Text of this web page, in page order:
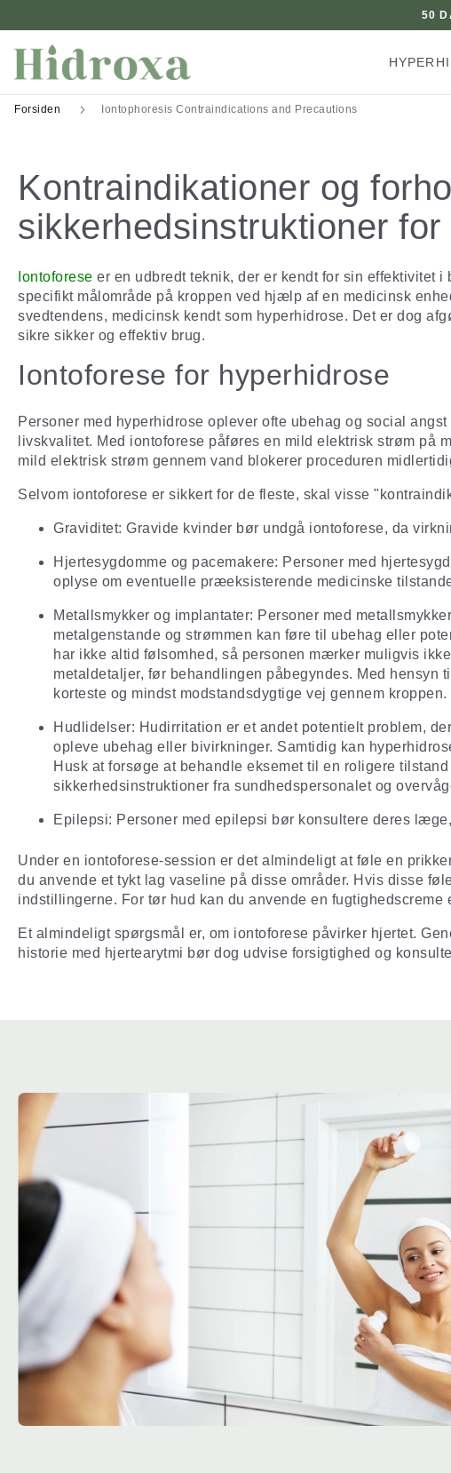
50
Forsiden Iontophoresis Contraindications and Precautions
Kontraindikationer og
sikkerhedsinstruktioner
Iontoforese er en udbredt teknik, der er kendt for sin effektivitet
specifikt målområde på kroppen ved hjælp af en medicinsk
svedtendens, medicinsk kendt som hyperhidrose. Det er dog
sikre sikker og effektiv brug.
Iontoforese for hyperhidrose
Personer med hyperhidrose oplever ofte ubehag og social
livskvalitet. Med iontoforese påføres en mild elektrisk strøm
mild elektrisk strøm gennem vand blokerer proceduren
Selvom iontoforese er sikkert for de fleste, skal visse
Graviditet: Gravide kvinder bør undgå iontoforese, da
Hjertesygdomme og pacemakere: Personer med
oplyse om eventuelle præeksisterende medicinske
Metallsmykker og implantater: Personer med
metalgenstande og strømmen kan føre til ubehag eller
har ikke altid følsomhed, så personen mærker muligvis
metaldetaljer, før behandlingen påbegyndes. Med hensyn
korteste og mindst modstandsdygtige vej gennem
Hudlidelser: Hudirritation er et andet potentielt problem,
opleve ubehag eller bivirkninger. Samtidig kan
Husk at forsøge at behandle eksemet til en roligere
sikkerhedsinstruktioner fra sundhedspersonalet og
Epilepsi: Personer med epilepsi bør konsultere deres
Under en iontoforese-session er det almindeligt at føle en
du anvende et tykt lag vaseline på disse områder. Hvis disse
indstillingerne. For tør hud kan du anvende en
Et almindeligt spørgsmål er, om iontoforese påvirker hjertet.
historie med hjertearytmi bør dog udvise forsigtighed og